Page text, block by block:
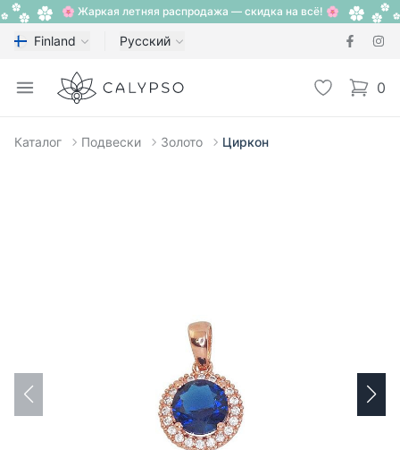
🌸 Жаркая летняя распродажа — скидка на всё! 🌸
Finland Русский
Open menu
Calypso Избранное
0
items
Каталог Подвески Золото Циркон